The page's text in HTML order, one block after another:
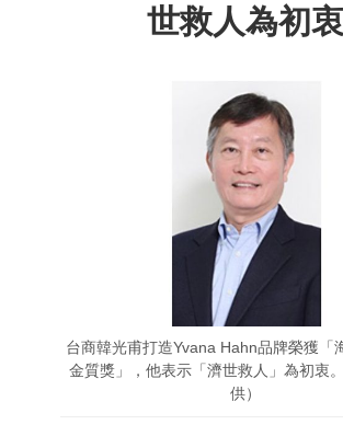
世救人為初衷
台商韓光甫打造Yvana Hahn品牌榮獲「
金質獎」，他表示「濟世救人」為初衷
供）